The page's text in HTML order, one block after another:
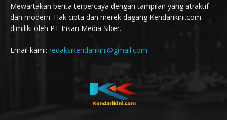
Mewartakan berita terpercaya dengan tampilan yang atraktif
dan modern. Hak cipta dan merek dagang Kendarikini.com
dimiliki oleh PT Insan Media Siber.
Email kami: redaksikendarikini@gmail.com